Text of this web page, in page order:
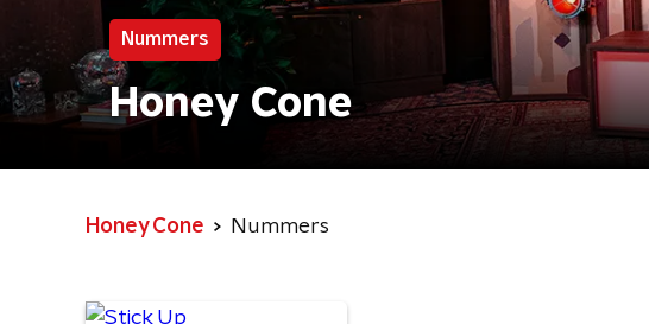
Nummers
Honey Cone
Honey Cone Nummers